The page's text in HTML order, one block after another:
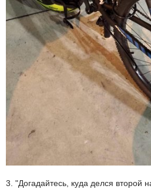
3. "Догадайтесь, куда делся второй